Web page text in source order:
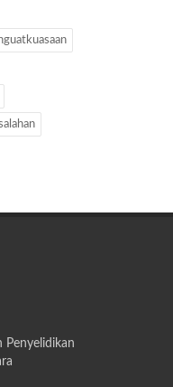
Penyelidikan